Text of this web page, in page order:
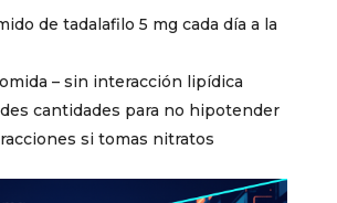
de tadalafilo 5 mg cada día a la
– sin interacción lipídica
cantidades para no hipotender
si tomas nitratos